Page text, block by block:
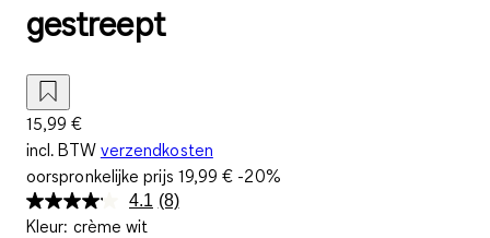
gestreept
15,99 €
incl. BTW verzendkosten
oorspronkelijke prijs 19,99 € -20%
4.1 Lees
(8)
Kleur: crème wit